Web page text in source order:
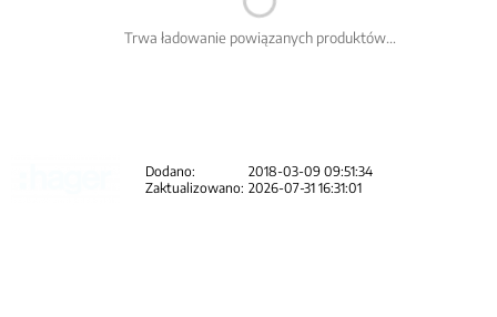
Trwa ładowanie powiązanych produktów...
Dodano:
2018-03-09 09:51:34
Zaktualizowano: 2026-07-31 16:31:01